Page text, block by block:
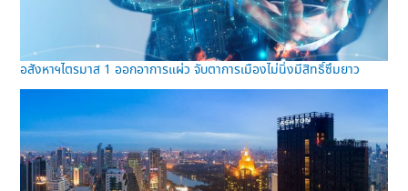
อสังหาฯไตรมาส 1 ออกอาการแผ่ว จับตาการเมืองไม่นิ่งมีสิทธิ์ซึมยาว